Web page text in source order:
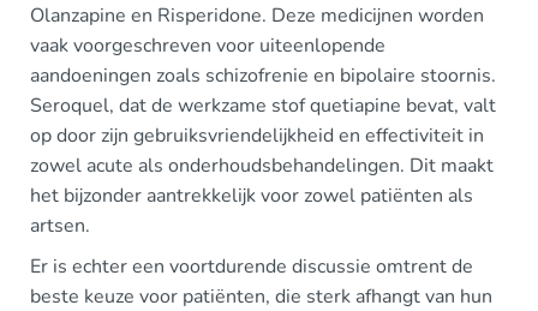
Olanzapine en Risperidone. Deze medicijnen worden
vaak voorgeschreven voor uiteenlopende
aandoeningen zoals schizofrenie en bipolaire stoornis.
Seroquel, dat de werkzame stof quetiapine bevat, valt
op door zijn gebruiksvriendelijkheid en effectiviteit in
zowel acute als onderhoudsbehandelingen. Dit maakt
het bijzonder aantrekkelijk voor zowel patiënten als
artsen.
Er is echter een voortdurende discussie omtrent de
beste keuze voor patiënten, die sterk afhangt van hun